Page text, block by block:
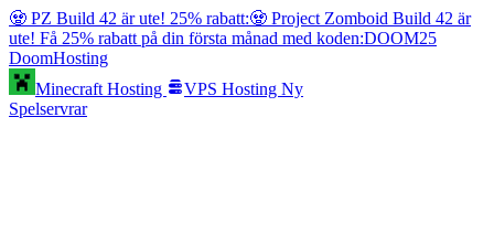
🧟 PZ Build 42 är ute! 25% rabatt:🧟 Project Zomboid Build 42 är
ute! Få 25% rabatt på din första månad med koden:DOOM25
DoomHosting
Minecraft Hosting
VPS Hosting Ny
Spelservrar